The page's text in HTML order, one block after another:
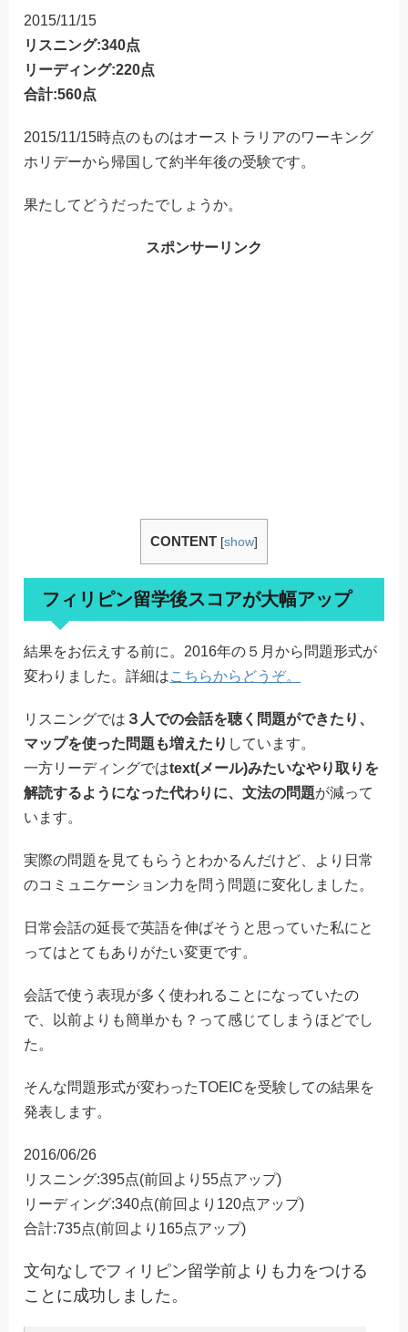
2015/11/15
リスニング:340点
リーディング:220点
合計:560点
2015/11/15時点のものはオーストラリアのワーキング
ホリデーから帰国して約半年後の受験です。
果たしてどうだったでしょうか。
スポンサーリンク
CONTENT [show]
フィリピン留学後スコアが大幅アップ
結果をお伝えする前に。2016年の５月から問題形式が
変わりました。詳細はこちらからどうぞ。
リスニングでは ３人での会話を聴く問題ができたり、
マップを使った問題も増えたり しています。
一方リーディングではtext(メール)みたいなやり取りを
解読するようになった代わりに、文法の問題が減って
います。
実際の問題を見てもらうとわかるんだけど、より日常
のコミュニケーション力を問う問題に変化しました。
日常会話の延長で英語を伸ばそうと思っていた私にと
ってはとてもありがたい変更です。
会話で使う表現が多く使われることになっていたの
で、以前よりも簡単かも？って感じてしまうほどでし
た。
そんな問題形式が変わったTOEICを受験しての結果を
発表します。
2016/06/26
リスニング:395点(前回より55点アップ)
リーディング:340点(前回より120点アップ)
合計:735点(前回より165点アップ)
文句なしでフィリピン留学前よりも力をつける
ことに成功しました。